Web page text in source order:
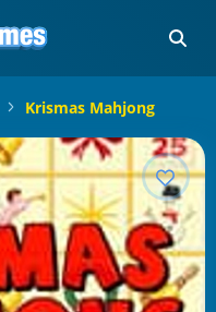
Krismas Mahjong